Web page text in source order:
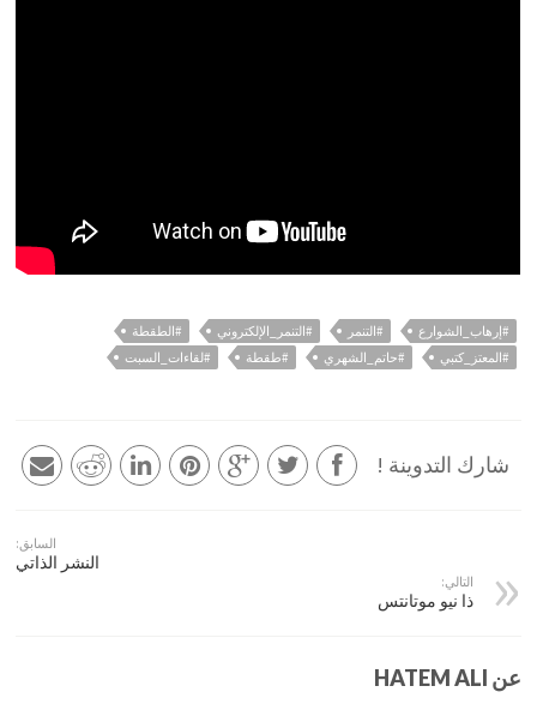
#إرهاب_الشوارع #التنمر #التنمر_الإلكتروني
#الطقطة
#المعتز_كتبي
#حاتم_الشهري #طقطة #لقاءات_السبت
شارك التدوينة !
السابق:
النشر الذاتي
التالي:
ذا نيو موتانتس
عن HATEM ALI